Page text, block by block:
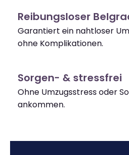
Reibungsloser
Garantiert ein nahtloser
ohne Komplikationen.
Sorgen- & stressfrei
Ohne Umzugsstress oder
ankommen.